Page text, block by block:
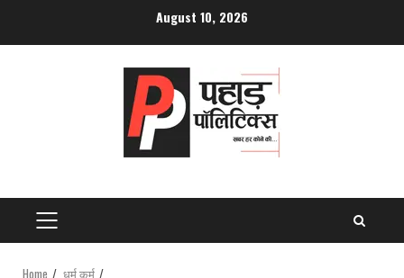
August 10, 2026
PRIMARY
MENU
Home
धर्म कर्म